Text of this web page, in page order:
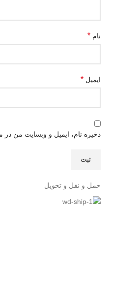
نام *
ایمیل *
ذخیره نام، ایمیل و وبسایت من در
حمل و نقل و تحویل